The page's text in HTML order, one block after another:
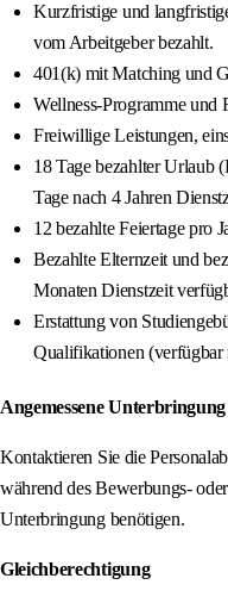
Kurzfristige und
vom Arbeitgeber bezahlt.
401(k) mit Matching und
Wellness-Programme und
Freiwillige Leistungen,
18 Tage bezahlter Urlaub
Tage nach 4 Jahren
12 bezahlte Feiertage pro
Bezahlte Elternzeit und
Monaten Dienstzeit
Erstattung von
Qualifikationen (verfügbar
Angemessene Unterbringung
Kontaktieren Sie die
während des Bewerbungs-
Unterbringung benötigen.
Gleichberechtigung